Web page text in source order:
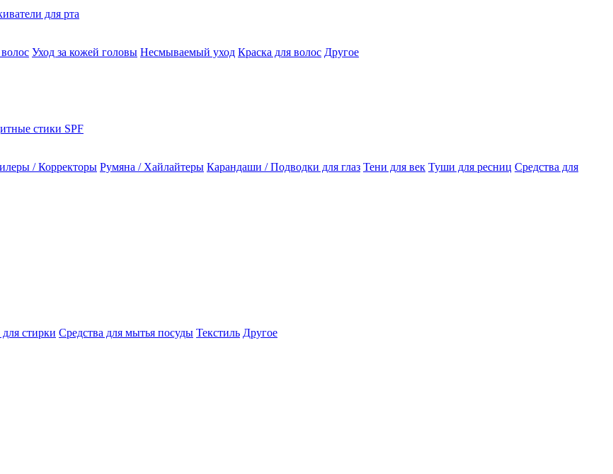
для рта
Уход за кожей головы Несмываемый уход Краска для волос Другое
стики SPF
/ Корректоры Румяна / Хайлайтеры Карандаши / Подводки для глаз Тени для век Туши для ресниц Средства для
стирки Средства для мытья посуды Текстиль Другое